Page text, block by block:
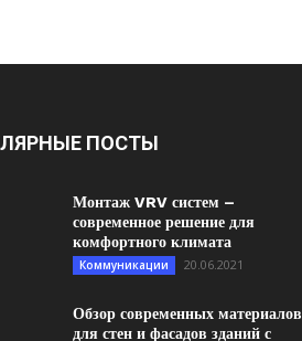
ПОСТЫ
Монтаж VRV систем –
современное решение для
комфортного климата
Коммуникации 20.06.2021
Обзор современных материалов
для стен и фасадов зданий с